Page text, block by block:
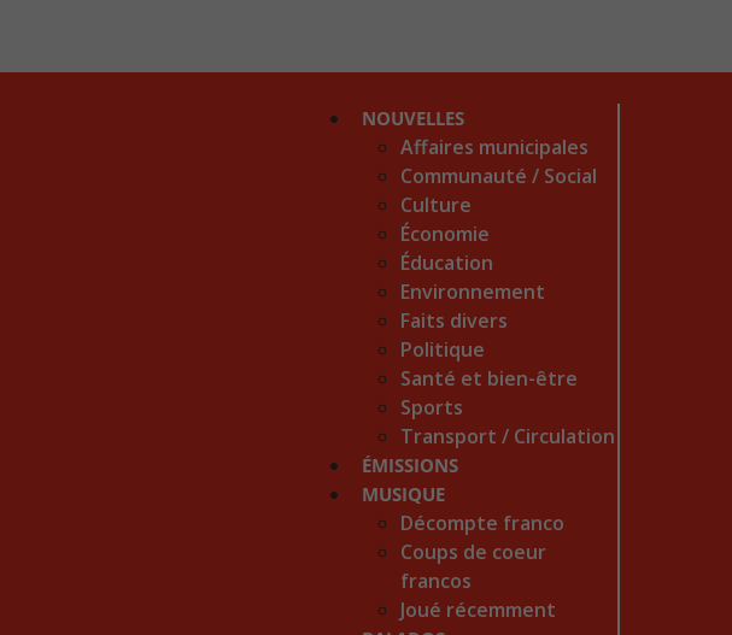
NOUVELLES
Affaires municipales
Communauté / Social
Culture
Économie
Éducation
Environnement
Faits divers
Politique
Santé et bien-être
Sports
Transport / Circulation
ÉMISSIONS
MUSIQUE
Décompte franco
Coups de coeur
francos
Joué récemment